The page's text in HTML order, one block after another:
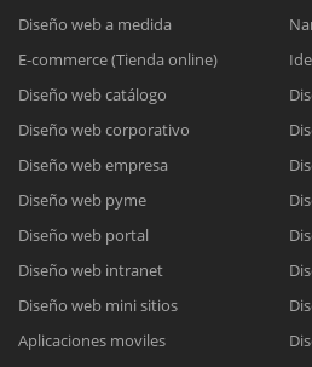
Diseño web a medida
E-commerce (Tienda online)
Diseño web catálogo
Diseño web corporativo
Diseño web empresa
Diseño web pyme
Diseño web portal
Diseño web intranet
Diseño web mini sitios
Aplicaciones moviles